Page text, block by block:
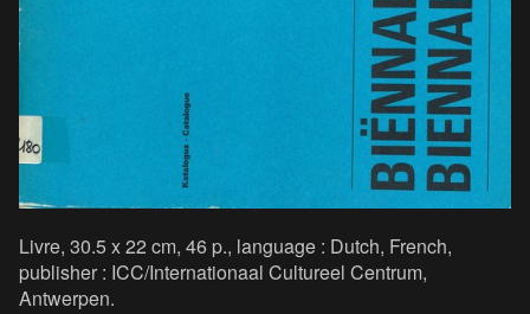
Livre, 30.5 x 22 cm, 46 p., language : Dutch, French,
publisher : ICC/Internationaal Cultureel Centrum,
Antwerpen.